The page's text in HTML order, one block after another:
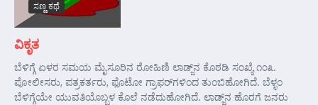
ಸಣ್ಣ ಕಥೆ
ವಿಕೃತ
ಬೆಳಿಗ್ಗೆ ಏಳರ ಸಮಯ ಮೈಸೂರಿನ ರೋಹಿಣಿ ಲಾಡ್ಜ್‌ನ ಕೊಠಡಿ ಸಂಖ್ಯೆ ೧೦೩.
ಪೋಲೀಸರು, ಪತ್ರಕರ್ತರು, ಫೊಟೋ ಗ್ರಾಫರ್‌ಗಳಿಂದ ತುಂಬಿಹೋಗಿದೆ. ಬೆಳ್ಳಂ
ಬೆಳಿಗ್ಗೆಯೇ ಯುವತಿಯೊಬ್ಬಳ ಕೊಲೆ ನಡೆದುಹೋಗಿದೆ. ಲಾಡ್ಜ್‌ನ ಹೊರಗೆ ಜನರು